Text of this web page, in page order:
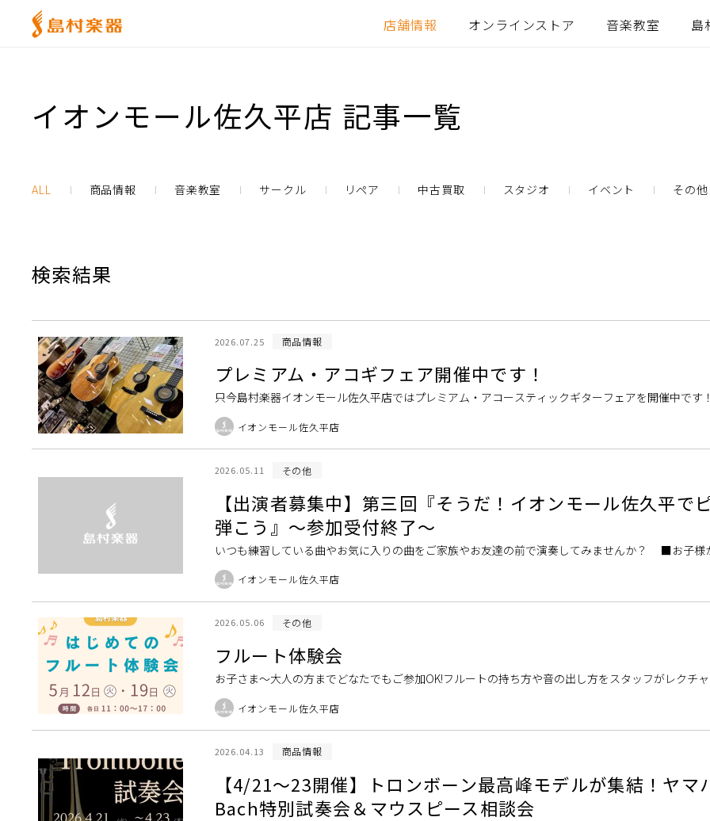
店舗情報 オンラインストア 音楽教室 島
イオンモール佐久平店 記事一覧
ALL 商品情報 音楽教室 サークル リペア 中古買取 スタジオ イベント その他
検索結果
2026.07.25 商品情報
プレミアム・アコギフェア開催中です！
只今島村楽器イオンモール佐久平店ではプレミアム・アコースティックギターフェアを開催中です
モデル。このタイミングにしかない限定のモデルなど様々なモデルを数多く展示中しております。ど
デルがあるのか是非ご […]
イオンモール佐久平店
2026.05.11 その他
【出演者募集中】第三回『そうだ！イオンモール佐久平で
弾こう』～参加受付終了～
いつも練習している曲やお気に入りの曲をご家族やお友達の前で演奏してみませんか？ ■お子様
でどなたでも ■初心者の方も大歓迎 ■お友達との連弾やアンサンブルもOK 日程：2026年8月1日(
日(日） […]
イオンモール佐久平店
2026.05.06 その他
フルート体験会
お子さま～大人の方までどなたでもご参加OK!フルートの持ち方や音の出し方をスタッフがレクチ
はじめての方もブランクのある方もお気軽にご参加ください♪ イベント詳細 フルートスクールも開
す！！ フルートスク […]
イオンモール佐久平店
2026.04.13 商品情報
【4/21～23開催】トロンボーン最高峰モデルが集結！ヤマ
Bach特別試奏会＆マウスピース相談会